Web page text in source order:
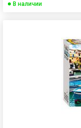
В наличии